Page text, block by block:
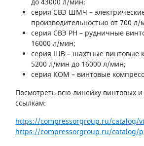
до 43000 л/мин;
серия СВЭ ШМЧ –
производительностью от 700
серия СВЭ РН – рудничные
16000 л/мин;
серия ШВ – шахтные винтовые
5200 л/мин до 16000 л/мин;
серия КОМ – винтовые
Посмотреть всю линейку винтовых
ссылкам:
https://compressorgroup.ru/catalog/
https://compressorgroup.ru/catalog/